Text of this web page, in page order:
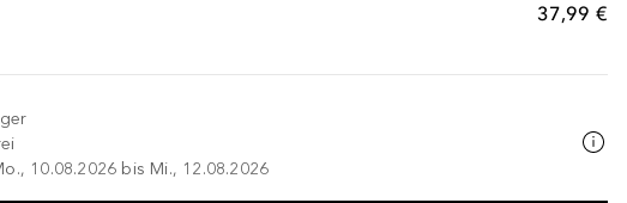
37,99 €
10.08.2026 bis Mi., 12.08.2026